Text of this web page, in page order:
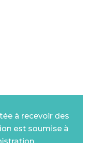
à recevoir des
est soumise à